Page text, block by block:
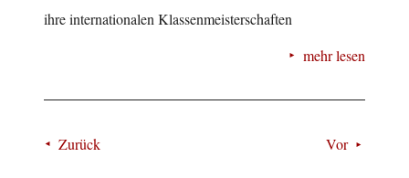
ihre internationalen Klassenmeisterschaften
mehr lesen
Zurück
Vor